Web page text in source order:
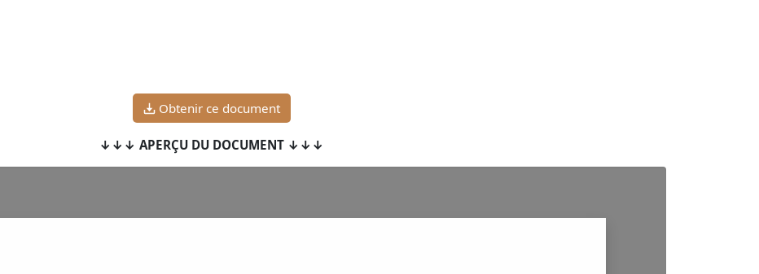
Obtenir ce document
↓↓↓ APERÇU DU DOCUMENT ↓↓↓